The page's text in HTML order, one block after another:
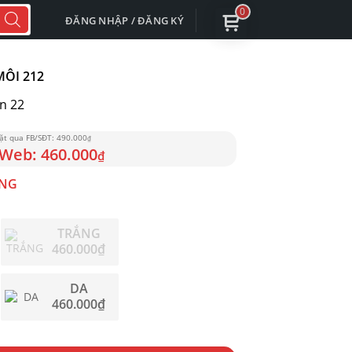
ĐĂNG NHẬP / ĐĂNG KÝ
212
22
490.000₫
460.000₫
TRẮNG
460.000₫
DA
460.000₫
0